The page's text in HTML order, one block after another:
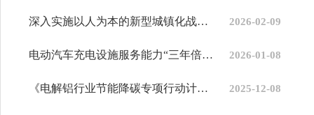
深入实施以人为本的新型城镇化战略五年行动计划 2026-02-09
电动汽车充电设施服务能力“三年倍增”行动方案（2025—2027年） 2026-01-08
《电解铝行业节能降碳专项行动计划》 2025-12-08